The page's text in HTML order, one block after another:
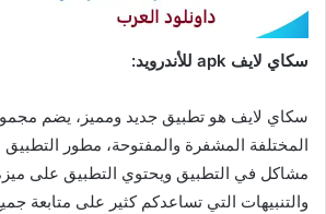
سكاي لايف apk للأندرويد:
سكاي لايف هو تطبيق جديد ومميز، يضم
المختلفة المشفرة والمفتوحة، مطور التطبيق
مشاكل في التطبيق ويحتوي التطبيق على
والتنبيهات التي تساعدكم كثير على متابعة